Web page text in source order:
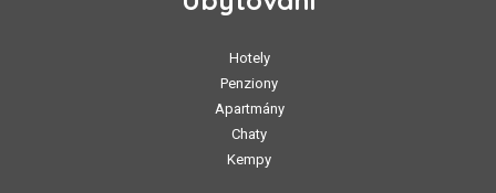
Hotely
Penziony
Apartmány
Chaty
Kempy